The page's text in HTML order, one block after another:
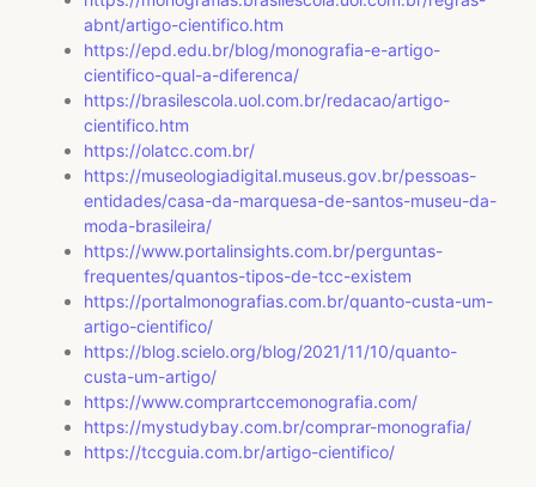
abnt/artigo-cientifico.htm
https://epd.edu.br/blog/monografia-e-artigo-
cientifico-qual-a-diferenca/
https://brasilescola.uol.com.br/redacao/artigo-
cientifico.htm
https://olatcc.com.br/
https://museologiadigital.museus.gov.br/pessoas-
entidades/casa-da-marquesa-de-santos-museu-da-
moda-brasileira/
https://www.portalinsights.com.br/perguntas-
frequentes/quantos-tipos-de-tcc-existem
https://portalmonografias.com.br/quanto-custa-um-
artigo-cientifico/
https://blog.scielo.org/blog/2021/11/10/quanto-
custa-um-artigo/
https://www.comprartccemonografia.com/
https://mystudybay.com.br/comprar-monografia/
https://tccguia.com.br/artigo-cientifico/